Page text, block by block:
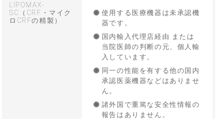
LIPOMAX-
SC（CRF・マイク
ロCRFの精製）
使用する医療機器は未承認機
器です。
国内輸入代理店経由 または
当院医師の判断の元、個人輸
入しています。
同一の性能を有する他の国内
承認医薬機器などはありませ
ん。
諸外国で重篤な安全性情報の
報告はありません。